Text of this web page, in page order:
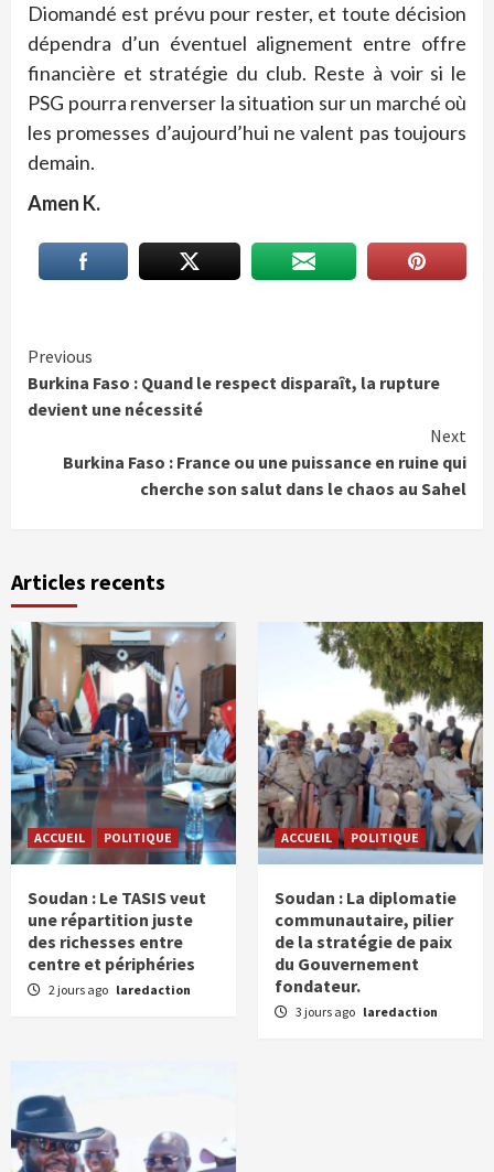
Diomandé est prévu pour rester, et toute décision
dépendra d’un éventuel alignement entre offre
financière et stratégie du club. Reste à voir si le
PSG pourra renverser la situation sur un marché où
les promesses d’aujourd’hui ne valent pas toujours
demain.
Amen K.
Continue
Reading
Previous
Burkina Faso : Quand le respect disparaît, la rupture
devient une nécessité
Next
Burkina Faso : France ou une puissance en ruine qui
cherche son salut dans le chaos au Sahel
Articles recents
ACCUEIL POLITIQUE
Soudan : Le TASIS veut
une répartition juste
des richesses entre
centre et périphéries
2 jours ago laredaction
ACCUEIL POLITIQUE
Soudan : La diplomatie
communautaire, pilier
de la stratégie de paix
du Gouvernement
fondateur.
3 jours ago laredaction